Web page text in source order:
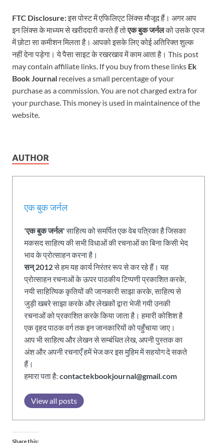
FTC Disclosure:इस पोस्ट में एफिलिएट लिंक्स मौजूद हैं। अगर आप
इन लिंक्स के माध्यम से खरीददारी करते हैं तोएक बुक जर्नलको उसके एवज
में छोटा सा कमीशन मिलता है। आपको इसके लिए कोई अतिरिक्त शुल्क
नहीं देना पड़ेगा। ये पैसा साइट के रखरखाव में काम आता है। This post
may contain affiliate links. If you buy from these links Ek
Book Journal receives a small percentage of your
purchase as a commission. You are not charged extra for
your purchase. This money is used in maintainence of the
website.
AUTHOR
एक बुक जर्नल
'एक बुक जर्नल'साहित्य को समर्पित एक वेब पत्रिका है जिसका
मकसद साहित्य की सभी विधाओं की रचनाओं का बिना किसी भेद
भाव के प्रोत्साहन करना है।
सन् 2012से हम यह कार्य निरंतर रूप से कर रहे हैं। यह
प्रोत्साहन रचनाओं के ऊपर पाठकीय टिप्पणी प्रकाशित करके,
नयी साहित्यिक कृतियों की जानकारी साझा करके, साहित्य से
जुड़ी खबरे साझा करके और लेखकों द्वारा भेजी गयी उनकी
रचनाओं को प्रकाशित करके किया जाता है। हमारी कोशिश है
एक वृहद पाठक वर्ग तक इन जानकारियों को पहुँचाया जाए।
आप भी साहित्य और लेखन से सम्बंधित लेख, अपनी पुस्तक का
अंश और अपनी रचनाएँ हमें भेज कर इस मुहिम में सहयोग दे सकते
हैं।
हमारा पता है: contactekbookjournal@gmail.com
View all posts
Share this: